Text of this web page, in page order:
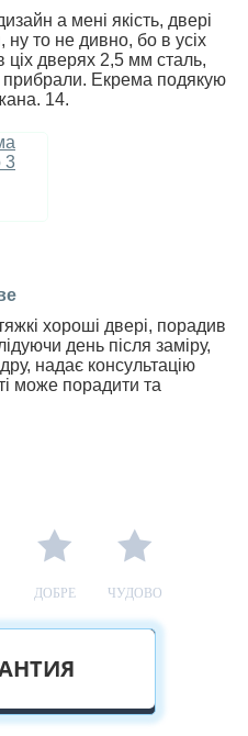
а мені якість, двері
ну то не дивно, бо в усіх
дверях 2,5 мм сталь,
прибрали. Екрема подякую
14.
хороші двері, порадив
день після заміру,
надає консультацію
може порадити та
ДОБРЕ ЧУДОВО